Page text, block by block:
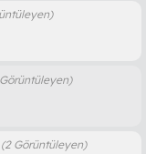
(2 Görüntüleyen)